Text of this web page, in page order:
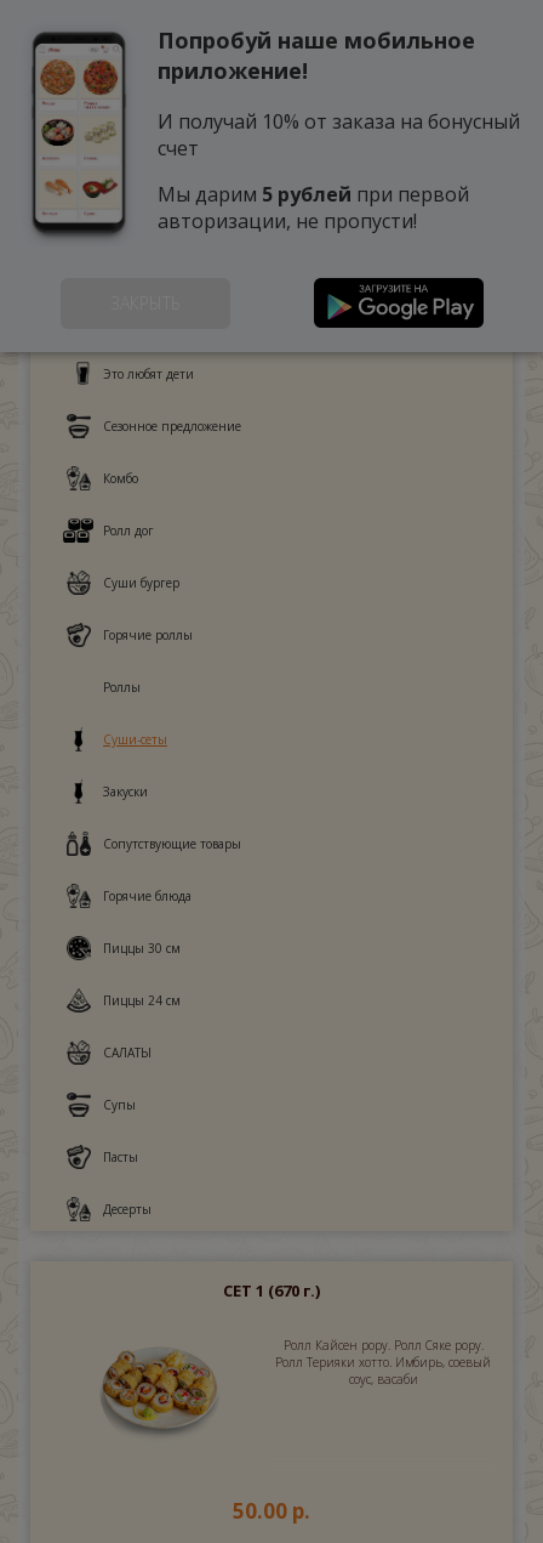
Это любят дети
Сезонное предложение
Комбо
Ролл дог
Суши бургер
Горячие роллы
Роллы
Суши-сеты
Закуски
Сопутствующие товары
Горячие блюда
Пиццы 30 см
Пиццы 24 см
САЛАТЫ
Супы
Пасты
Десерты
СЕТ 1 (670 г.)
Ролл Кайсен рору. Ролл Сяке рору.
Ролл Терияки хотто. Имбирь, соевый
соус, васаби
50.00 р.
Попробуй наше мобильное
приложение!
И получай 10% от заказа на бонусный
счет
Мы дарим 5 рублей при первой
авторизации, не пропусти!